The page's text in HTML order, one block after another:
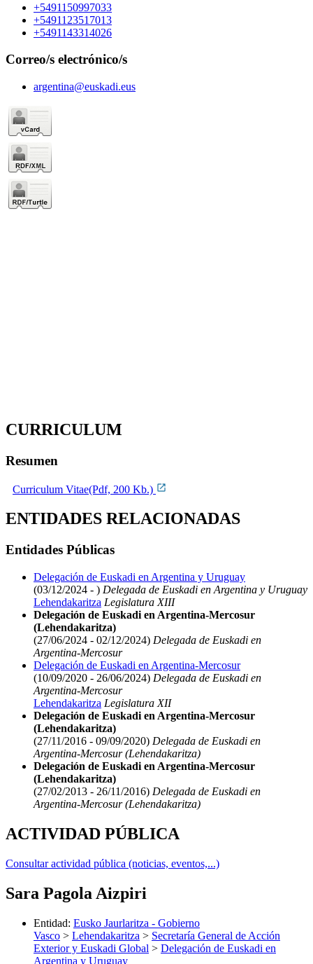
+5491150997033
+5491123517013
+5491143314026
Correo/s electrónico/s
argentina@euskadi.eus
CURRICULUM
Resumen
Curriculum Vitae(Pdf, 200 Kb.)
ENTIDADES RELACIONADAS
Entidades Públicas
Delegación de Euskadi en Argentina y Uruguay
(03/12/2024 - ) Delegada de Euskadi en Argentina y Uruguay
Lehendakaritza Legislatura XIII
Delegación de Euskadi en Argentina-Mercosur
(Lehendakaritza)
(27/06/2024 - 02/12/2024) Delegada de Euskadi en
Argentina-Mercosur
Delegación de Euskadi en Argentina-Mercosur
(10/09/2020 - 26/06/2024) Delegada de Euskadi en
Argentina-Mercosur
Lehendakaritza Legislatura XII
Delegación de Euskadi en Argentina-Mercosur
(Lehendakaritza)
(27/11/2016 - 09/09/2020) Delegada de Euskadi en
Argentina-Mercosur (Lehendakaritza)
Delegación de Euskadi en Argentina-Mercosur
(Lehendakaritza)
(27/02/2013 - 26/11/2016) Delegada de Euskadi en
Argentina-Mercosur (Lehendakaritza)
ACTIVIDAD PÚBLICA
Consultar actividad pública (noticias, eventos,...)
Sara Pagola Aizpiri
Entidad: Eusko Jaurlaritza - Gobierno
Vasco > Lehendakaritza > Secretaría General de Acción
Exterior y Euskadi Global > Delegación de Euskadi en
Argentina y Uruguay